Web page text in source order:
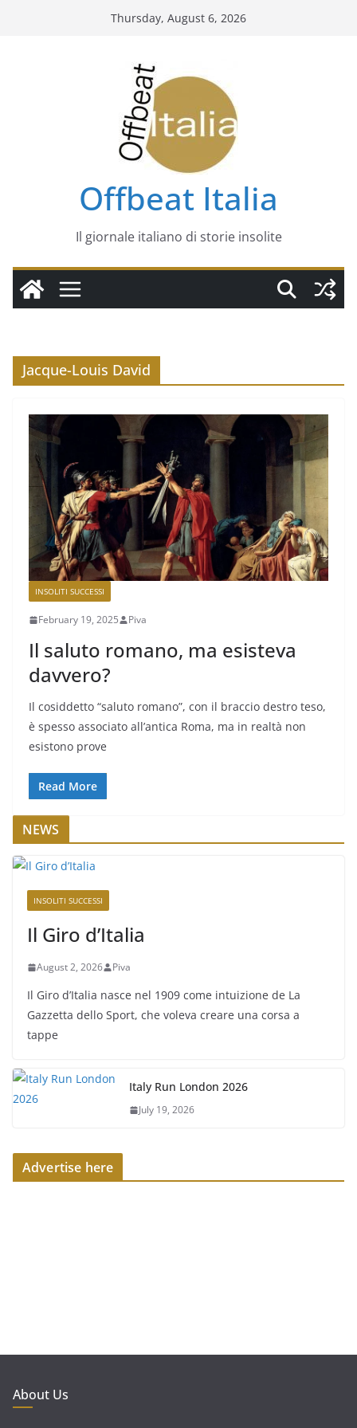
Thursday, August 6, 2026
Offbeat Italia
Il giornale italiano di storie insolite
Jacque-Louis David
INSOLITI SUCCESSI
February 19, 2025 Piva
Il saluto romano, ma esisteva
davvero?
Il cosiddetto “saluto romano”, con il braccio destro teso,
è spesso associato all’antica Roma, ma in realtà non
esistono prove
Read More
NEWS
INSOLITI SUCCESSI
Il Giro d’Italia
August 2, 2026 Piva
Il Giro d’Italia nasce nel 1909 come intuizione de La
Gazzetta dello Sport, che voleva creare una corsa a
tappe
Italy Run London 2026
July 19, 2026
Advertise here
About Us